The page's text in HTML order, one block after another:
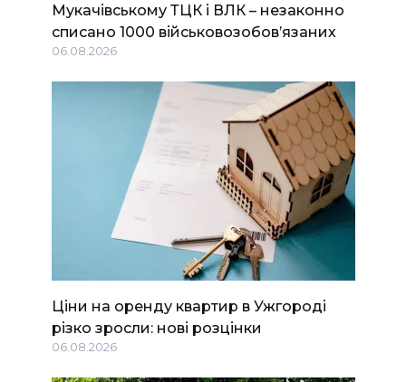
Мукачівському ТЦК і ВЛК – незаконно
списано 1000 військовозобов’язаних
06.08.2026
Ціни на оренду квартир в Ужгороді
різко зросли: нові розцінки
06.08.2026